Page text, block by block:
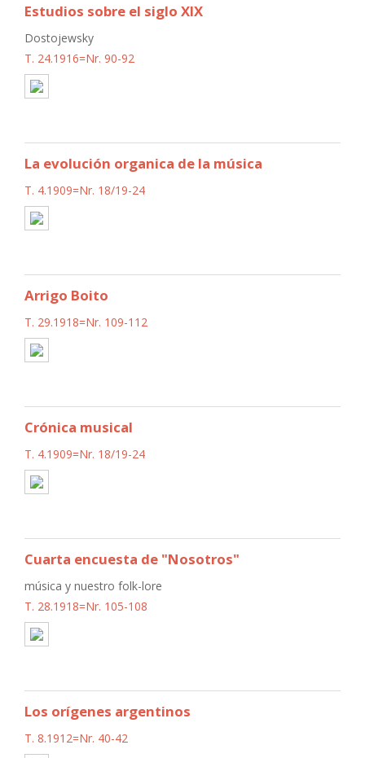
Estudios sobre el siglo XIX
Dostojewsky
T. 24.1916=Nr. 90-92
La evolución organica de la música
T. 4.1909=Nr. 18/19-24
Arrigo Boito
T. 29.1918=Nr. 109-112
Crónica musical
T. 4.1909=Nr. 18/19-24
Cuarta encuesta de "Nosotros"
música y nuestro folk-lore
T. 28.1918=Nr. 105-108
Los orígenes argentinos
T. 8.1912=Nr. 40-42